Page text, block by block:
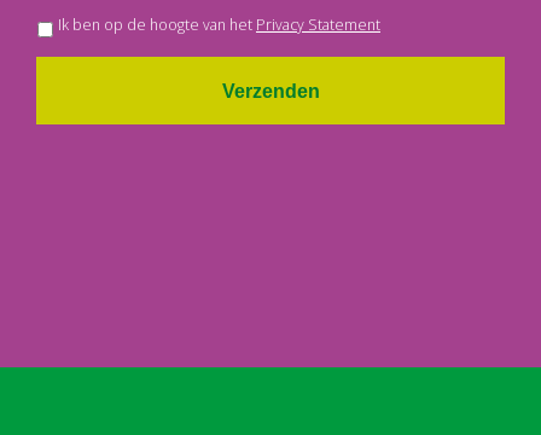
Ik ben op de hoogte van het Privacy Statement
Verzenden